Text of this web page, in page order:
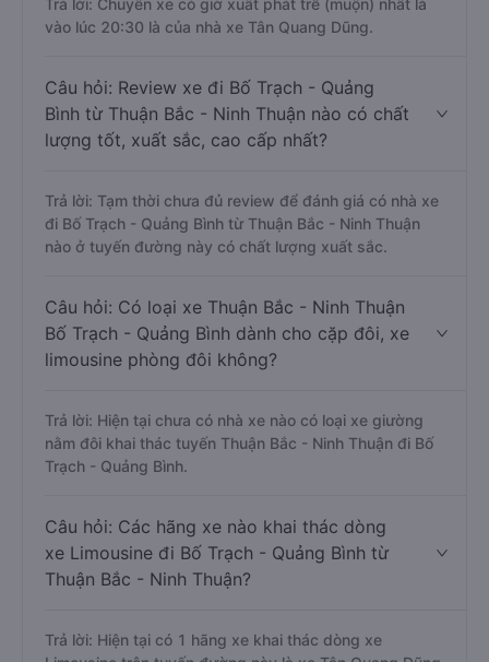
Trả lời: Chuyến xe có giờ xuất phát trễ (muộn) nhất là
vào lúc 20:30 là của nhà xe Tân Quang Dũng.
Câu hỏi: Review xe đi Bố Trạch - Quảng
Bình từ Thuận Bắc - Ninh Thuận nào có chất
lượng tốt, xuất sắc, cao cấp nhất?
Trả lời: Tạm thời chưa đủ review để đánh giá có nhà xe
đi Bố Trạch - Quảng Bình từ Thuận Bắc - Ninh Thuận
nào ở tuyến đường này có chất lượng xuất sắc.
Câu hỏi: Có loại xe Thuận Bắc - Ninh Thuận
Bố Trạch - Quảng Bình dành cho cặp đôi, xe
limousine phòng đôi không?
Trả lời: Hiện tại chưa có nhà xe nào có loại xe giường
nằm đôi khai thác tuyến Thuận Bắc - Ninh Thuận đi Bố
Trạch - Quảng Bình.
Câu hỏi: Các hãng xe nào khai thác dòng
xe Limousine đi Bố Trạch - Quảng Bình từ
Thuận Bắc - Ninh Thuận?
Trả lời: Hiện tại có 1 hãng xe khai thác dòng xe